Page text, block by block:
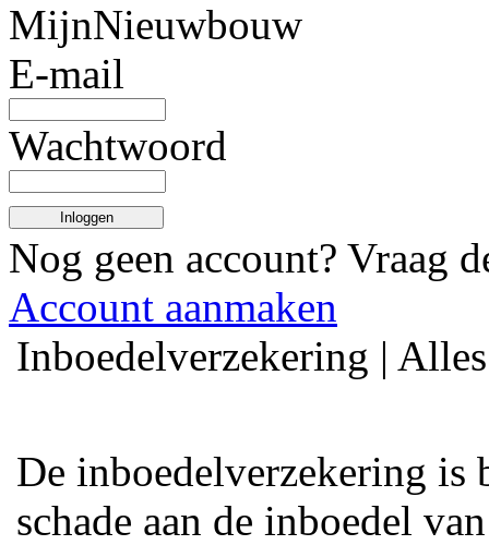
MijnNieuwbouw
E-mail
Wachtwoord
Inloggen
Nog geen account? Vraag
Account aanmaken
Inboedelverzekering |
De inboedelverzekering is
schade aan de inboedel